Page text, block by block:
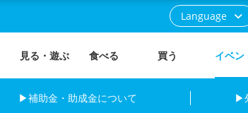
Language
見る・遊ぶ 食べる 買う イベン
▶補助金・助成金について ▶